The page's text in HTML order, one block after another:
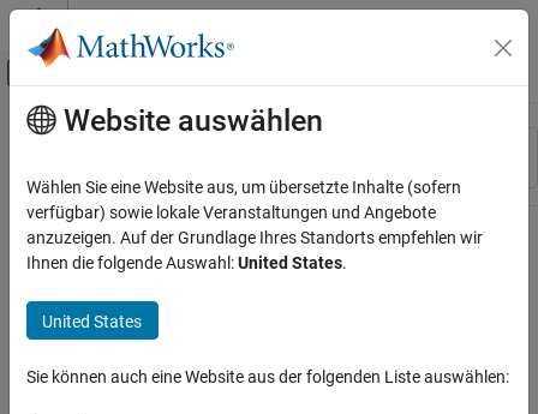
Weiter zum Inhalt
Umschaltung für Off-Canvas-
Ressource
Hauptinhalt
Website auswählen
Wählen Sie eine Website aus, um übersetzte Inhalte (sofern
verfügbar) sowie lokale Veranstaltungen und Angebote
anzuzeigen. Auf der Grundlage Ihres Standorts empfehlen wir
Ihnen die folgende Auswahl:United States.
United States
Sie können auch eine Website aus der folgenden Liste auswählen: